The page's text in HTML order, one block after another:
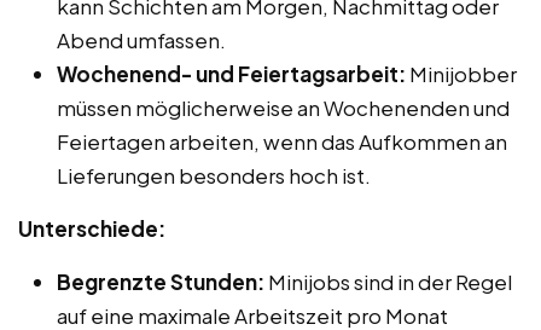
kann Schichten am Morgen, Nachmittag oder
Abend umfassen.
Wochenend- und Feiertagsarbeit: Minijobber
müssen möglicherweise an Wochenenden und
Feiertagen arbeiten, wenn das Aufkommen an
Lieferungen besonders hoch ist.
Unterschiede:
Begrenzte Stunden: Minijobs sind in der Regel
auf eine maximale Arbeitszeit pro Monat